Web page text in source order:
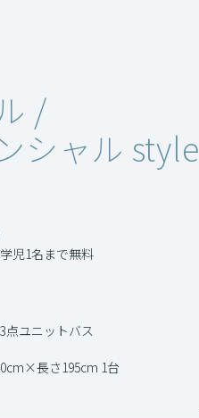
/
シャル style
児1名まで無料
点ユニットバス
長さ195cm 1台